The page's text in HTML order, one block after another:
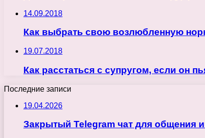
14.09.2018
Как выбрать свою возлюбленную
19.07.2018
Как расстаться с супругом, если он
Последние записи
19.04.2026
Закрытый Telegram чат для общения